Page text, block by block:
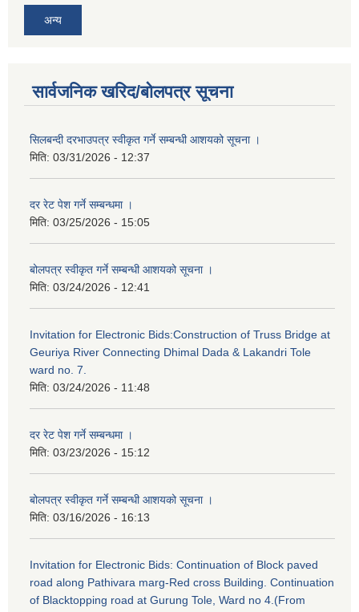
अन्य
सार्वजनिक खरिद/बोलपत्र सूचना
सिलबन्दी दरभाउपत्र स्वीकृत गर्ने सम्बन्धी आशयको सूचना ।
मिति: 03/31/2026 - 12:37
दर रेट पेश गर्ने सम्बन्धमा ।
मिति: 03/25/2026 - 15:05
बोलपत्र स्वीकृत गर्ने सम्बन्धी आशयको सूचना ।
मिति: 03/24/2026 - 12:41
Invitation for Electronic Bids:Construction of Truss Bridge at
Geuriya River Connecting Dhimal Dada & Lakandri Tole
ward no. 7.
मिति: 03/24/2026 - 11:48
दर रेट पेश गर्ने सम्बन्धमा ।
मिति: 03/23/2026 - 15:12
बोलपत्र स्वीकृत गर्ने सम्बन्धी आशयको सूचना ।
मिति: 03/16/2026 - 16:13
Invitation for Electronic Bids: Continuation of Block paved
road along Pathivara marg-Red cross Building. Continuation
of Blacktopping road at Gurung Tole, Ward no 4.(From